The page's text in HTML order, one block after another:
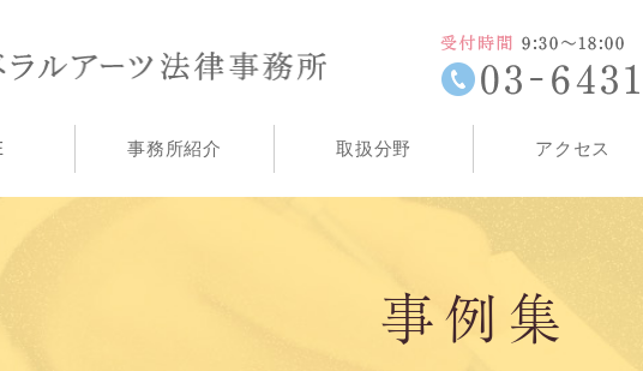
事務所紹介 取扱分野 アクセス
事例集